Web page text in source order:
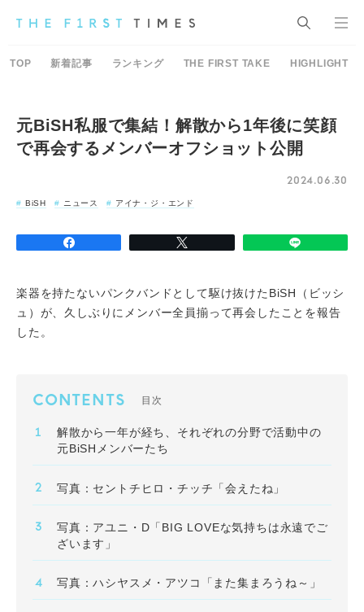
TOP 新着記事 ランキング THE FIRST TAKE HIGHLIGHT
元BiSH私服で集結！解散から1年後に笑顔
で再会するメンバーオフショット公開
2024.06.30
BiSH ニュース アイナ・ジ・エンド
楽器を持たないパンクバンドとして駆け抜けたBiSH（ビッシ
ュ）が、久しぶりにメンバー全員揃って再会したことを報告
した。
CONTENTS 目次
解散から一年が経ち、それぞれの分野で活動中の
元BiSHメンバーたち
写真：セントチヒロ・チッチ「会えたね」
写真：アユニ・D「BIG LOVEな気持ちは永遠でご
ざいます」
写真：ハシヤスメ・アツコ「また集まろうね～」